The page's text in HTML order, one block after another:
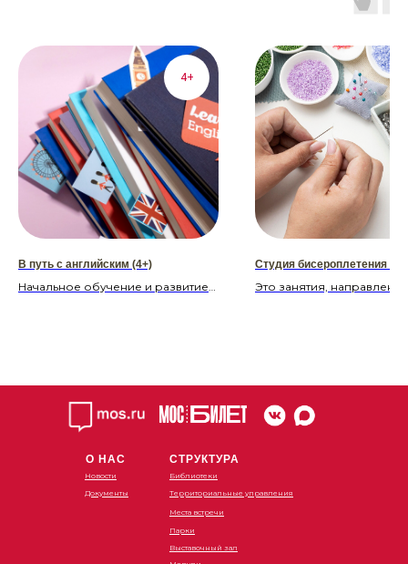
4+
В путь с английским (4+)
Начальное обучение и развитие
высказывание; усвоение
необходимого для уровня
обучения количества
лексических единиц, обогащение
пассивного вокабуляра;
Развитие способности извлекать
информацию из текстов
соответствующего 1ого уровня
Студия бисероплетения
Это занятия,
Расписание:
16:00-18:00
Бесплатно
О НАС
Новости
Документы
СТРУКТУРА
Библиотеки
Территориальные управления
Места встречи
Парки
Выставочный зал